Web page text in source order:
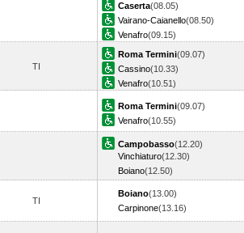
Caserta(08.05)
Vairano-Caianello(08.50)
Venafro(09.15)
TI
Roma Termini(09.07)
Cassino(10.33)
Venafro(10.51)
Roma Termini(09.07)
Venafro(10.55)
Campobasso(12.20)
Vinchiaturo(12.30)
Boiano(12.50)
TI
Boiano(13.00)
Carpinone(13.16)